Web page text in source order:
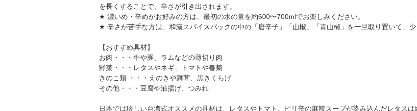
を長くすることで、辛さが引き出されます。
★ 濃いめ・辛めがお好みの方は、最初の水の量を約600〜700mlでお楽しみください。
★ 辛さが苦手な方は、和漢スパイスパックの中の「唐辛子」「山椒」「青山椒」を一旦取り置いて、少
【おすすめ具材】
お肉・・・牛や豚、ラムなどの薄切り肉
野菜・・・レタスやネギ、トマトや春菊
きのこ類 ・・・えのきや舞茸、黒きくらげ
その他・・・豆腐や油揚げ、つみれ
日本では珍しい台湾式オススメの具材は、レタスやトマト。ピリ辛の麻辣スープが染み込んだレタス